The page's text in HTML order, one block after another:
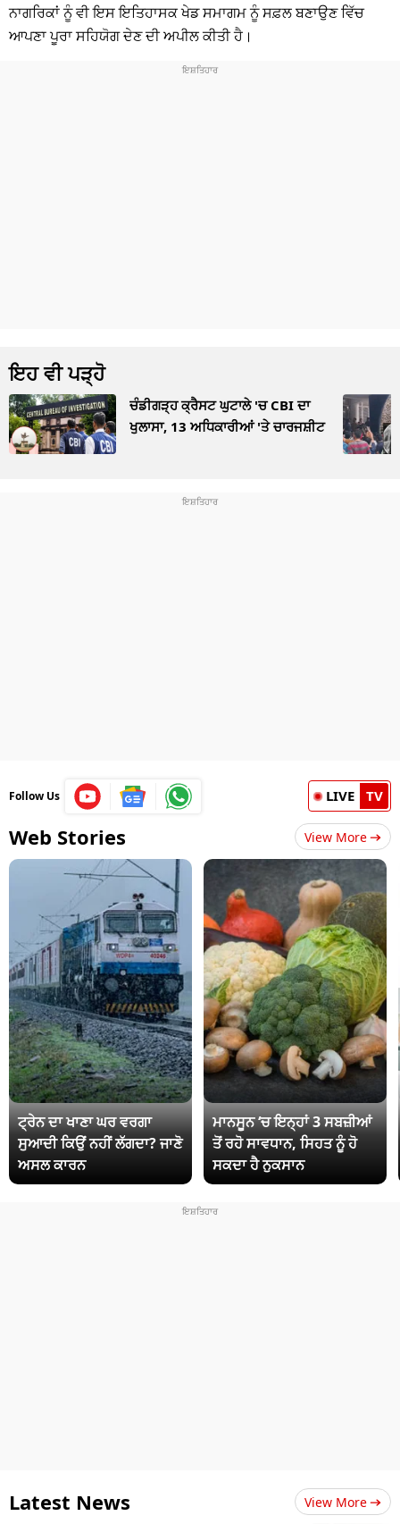
ਨਾਗਰਿਕਾਂ ਨੂੰ ਵੀ ਇਸ ਇਤਿਹਾਸਕ ਖੇਡ ਸਮਾਗਮ ਨੂੰ ਸਫ਼ਲ ਬਣਾਉਣ ਵਿੱਚ
ਆਪਣਾ ਪੂਰਾ ਸਹਿਯੋਗ ਦੇਣ ਦੀ ਅਪੀਲ ਕੀਤੀ ਹੈ।
ਇਹ ਵੀ ਪੜ੍ਹੋ
ਚੰਡੀਗੜ੍ਹ ਕ੍ਰੈਸਟ ਘੁਟਾਲੇ 'ਚ CBI ਦਾ
ਖੁਲਾਸਾ, 13 ਅਧਿਕਾਰੀਆਂ 'ਤੇ ਚਾਰਜਸ਼ੀਟ
Follow Us LIVE TV
Web Stories View More
ਟ੍ਰੇਨ ਦਾ ਖਾਣਾ ਘਰ ਵਰਗਾ
ਸੁਆਦੀ ਕਿਉਂ ਨਹੀਂ ਲੱਗਦਾ? ਜਾਣੋ
ਅਸਲ ਕਾਰਨ
ਮਾਨਸੂਨ ‘ਚ ਇਨ੍ਹਾਂ 3 ਸਬਜ਼ੀਆਂ
ਤੋਂ ਰਹੋ ਸਾਵਧਾਨ, ਸਿਹਤ ਨੂੰ ਹੋ
ਸਕਦਾ ਹੈ ਨੁਕਸਾਨ
Latest News View More